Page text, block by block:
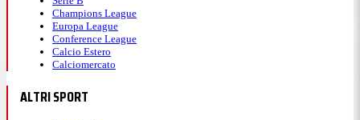
Champions League
Europa League
Conference League
Calcio Estero
Calciomercato
ALTRI SPORT